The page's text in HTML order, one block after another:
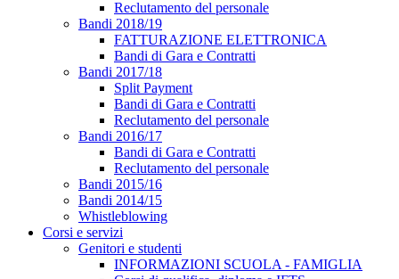
Reclutamento del personale
Bandi 2018/19
FATTURAZIONE ELETTRONICA
Bandi di Gara e Contratti
Bandi 2017/18
Split Payment
Bandi di Gara e Contratti
Reclutamento del personale
Bandi 2016/17
Bandi di Gara e Contratti
Reclutamento del personale
Bandi 2015/16
Bandi 2014/15
Whistleblowing
Corsi e servizi
Genitori e studenti
INFORMAZIONI SCUOLA - FAMIGLIA